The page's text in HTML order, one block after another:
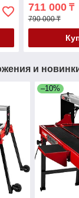
711 000₸
790 000 ₸
и
–10%